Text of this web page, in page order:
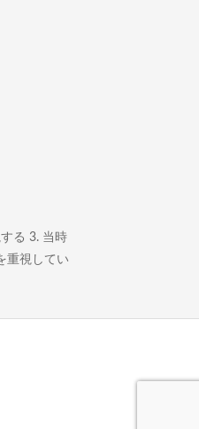
る 3. 当時
重視してい